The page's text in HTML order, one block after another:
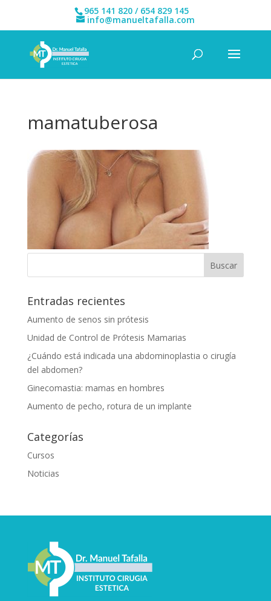
965 141 820 / 654 829 145
info@manueltafalla.com
mamatuberosa
Entradas recientes
Aumento de senos sin prótesis
Unidad de Control de Prótesis Mamarias
¿Cuándo está indicada una abdominoplastia o cirugía
del abdomen?
Ginecomastia: mamas en hombres
Aumento de pecho, rotura de un implante
Categorías
Cursos
Noticias